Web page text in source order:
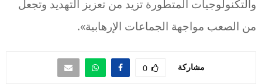
والتكنولوجيات المتطورة تزيد من تعزيز التهديد وتجعل
من الصعب مواجهة الجماعات الإرهابية».
مشاركة 0